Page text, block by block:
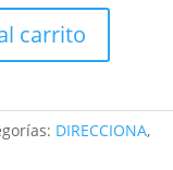
carrito
DIRECCIONA,